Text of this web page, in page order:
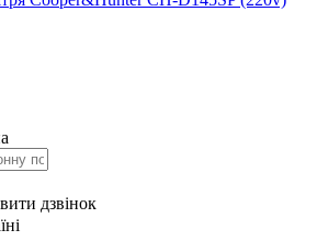
дзвінок